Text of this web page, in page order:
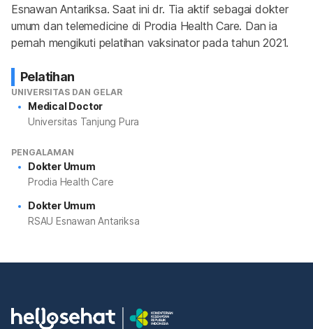
Esnawan Antariksa. Saat ini dr. Tia aktif sebagai dokter
umum dan telemedicine di Prodia Health Care. Dan ia
pernah mengikuti pelatihan vaksinator pada tahun 2021.
Pelatihan
UNIVERSITAS DAN GELAR
Medical Doctor
Universitas Tanjung Pura
PENGALAMAN
Dokter Umum
Prodia Health Care
Dokter Umum
RSAU Esnawan Antariksa